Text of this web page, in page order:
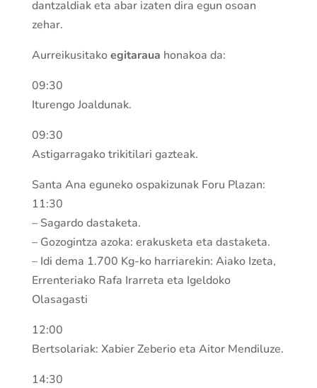
dantzaldiak eta abar izaten dira egun osoan
zehar.
Aurreikusitakoegitaraua honakoa da:
09:30
Iturengo Joaldunak.
09:30
Astigarragako trikitilari gazteak.
Santa Ana eguneko ospakizunak Foru Plazan:
11:30
– Sagardo dastaketa.
– Gozogintza azoka: erakusketa eta dastaketa.
– Idi dema 1.700 Kg-ko harriarekin: Aiako Izeta,
Errenteriako Rafa Irarreta eta Igeldoko
Olasagasti
12:00
Bertsolariak: Xabier Zeberio eta Aitor Mendiluze.
14:30